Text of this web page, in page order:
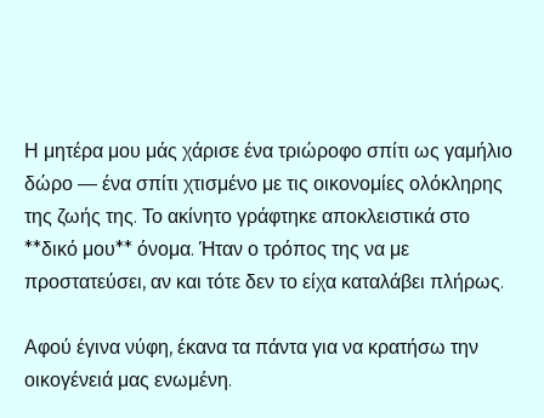
Η μητέρα μου μάς χάρισε ένα τριώροφο σπίτι ως γαμήλιο
δώρο — ένα σπίτι χτισμένο με τις οικονομίες ολόκληρης
της ζωής της. Το ακίνητο γράφτηκε αποκλειστικά στο
**δικό μου** όνομα. Ήταν ο τρόπος της να με
προστατεύσει, αν και τότε δεν το είχα καταλάβει πλήρως.
Αφού έγινα νύφη, έκανα τα πάντα για να κρατήσω την
οικογένειά μας ενωμένη.